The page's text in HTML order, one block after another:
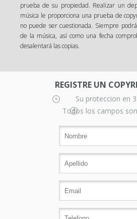
prueba de su propiedad. Realizar un
música le proporciona una prueba de
no puede ser cuestionada. Siempre
de la música, así como una fecha
desalentará las copias.
REGISTRE UN
Su proteccion en
Todos los campos